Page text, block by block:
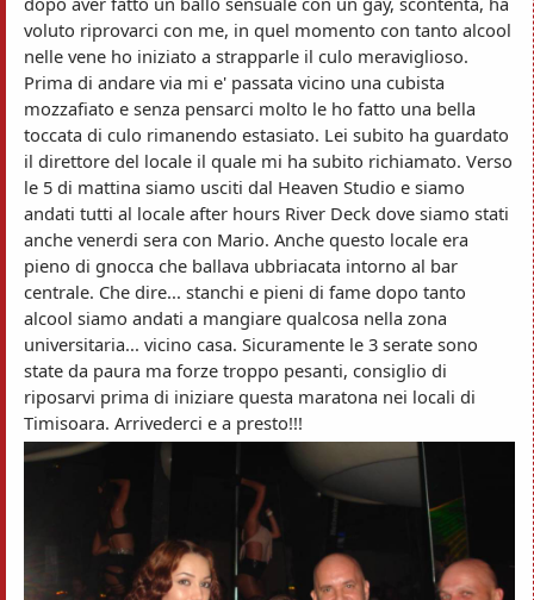
voluto riprovarci con me, in quel momento con tanto alcool
nelle vene ho iniziato a strapparle il culo meraviglioso.
Prima di andare via mi e' passata vicino una cubista
mozzafiato e senza pensarci molto le ho fatto una bella
toccata di culo rimanendo estasiato. Lei subito ha guardato
il direttore del locale il quale mi ha subito richiamato. Verso
le 5 di mattina siamo usciti dal Heaven Studio e siamo
andati tutti al locale after hours River Deck dove siamo stati
anche venerdi sera con Mario. Anche questo locale era
pieno di gnocca che ballava ubbriacata intorno al bar
centrale. Che dire... stanchi e pieni di fame dopo tanto
alcool siamo andati a mangiare qualcosa nella zona
universitaria... vicino casa. Sicuramente le 3 serate sono
state da paura ma forze troppo pesanti, consiglio di
riposarvi prima di iniziare questa maratona nei locali di
Timisoara. Arrivederci e a presto!!!